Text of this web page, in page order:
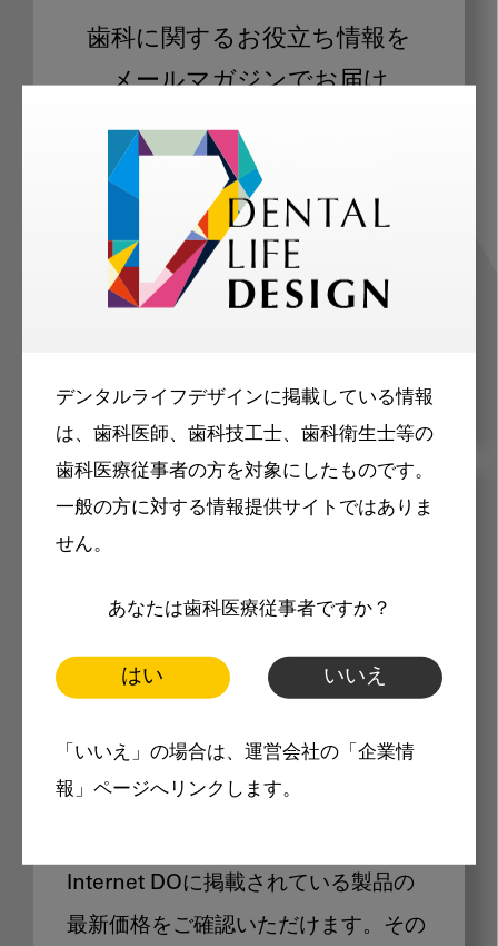
デンタルライフデザインに掲載している情報
は、歯科医師、歯科技工士、歯科衛生士等の
歯科医療従事者の方を対象にしたものです。
一般の方に対する情報提供サイトではありま
せん。
あなたは歯科医療従事者ですか？
はい いいえ
「いいえ」の場合は、運営会社の「企業情
報」ページへリンクします。
歯科に関するお役立ち情報を
メールマガジンでお届け
ご登録いただいた職種（歯科医師、歯
科衛生士、歯科技工士）に合わせた内
容のメールマガジンをお届けします。
メリット
製品価格も閲覧可能
Internet DOに掲載されている製品の
最新価格をご確認いただけます。その